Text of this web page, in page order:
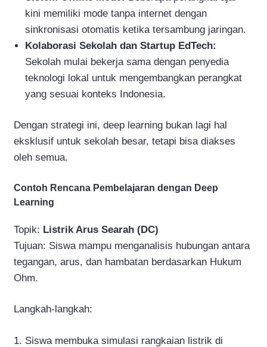
kini memiliki mode tanpa internet dengan
sinkronisasi otomatis ketika tersambung jaringan.
Kolaborasi Sekolah dan Startup EdTech:
Sekolah mulai bekerja sama dengan penyedia
teknologi lokal untuk mengembangkan perangkat
yang sesuai konteks Indonesia.
Dengan strategi ini, deep learning bukan lagi hal
eksklusif untuk sekolah besar, tetapi bisa diakses
oleh semua.
Contoh Rencana Pembelajaran dengan Deep
Learning
Topik: Listrik Arus Searah (DC)
Tujuan: Siswa mampu menganalisis hubungan antara
tegangan, arus, dan hambatan berdasarkan Hukum
Ohm.
Langkah-langkah:
Siswa membuka simulasi rangkaian listrik di